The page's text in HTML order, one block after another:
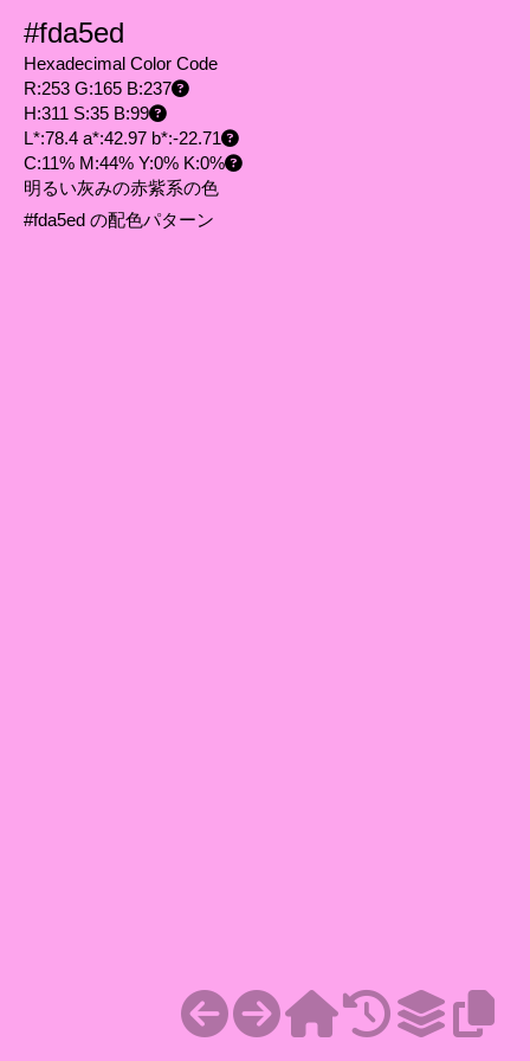
#fda5ed
Hexadecimal Color Code
R:253 G:165 B:237
H:311 S:35 B:99
L*:78.4 a*:42.97 b*:-22.71
C:11% M:44% Y:0% K:0%
明るい灰みの赤紫系の色
#fda5ed の配色パターン